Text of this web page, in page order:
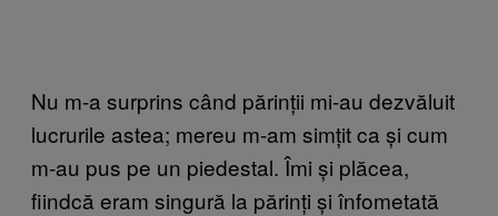
Nu m-a surprins când părinții mi-au dezvăluit
lucrurile astea; mereu m-am simțit ca și cum
m-au pus pe un piedestal. Îmi și plăcea,
fiindcă eram singură la părinți și înfometată